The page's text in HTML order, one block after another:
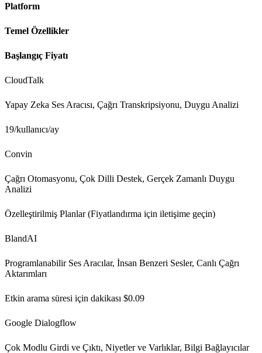
Platform
Temel Özellikler
Başlangıç Fiyatı
CloudTalk
Yapay Zeka Ses Aracısı, Çağrı Transkripsiyonu, Duygu Analizi
19/kullanıcı/ay
Convin
Çağrı Otomasyonu, Çok Dilli Destek, Gerçek Zamanlı Duygu
Analizi
Özelleştirilmiş Planlar (Fiyatlandırma için iletişime geçin)
BlandAI
Programlanabilir Ses Aracılar, İnsan Benzeri Sesler, Canlı Çağrı
Aktarımları
Etkin arama süresi için dakikası $0.09
Google Dialogflow
Çok Modlu Girdi ve Çıktı, Niyetler ve Varlıklar, Bilgi Bağlayıcılar